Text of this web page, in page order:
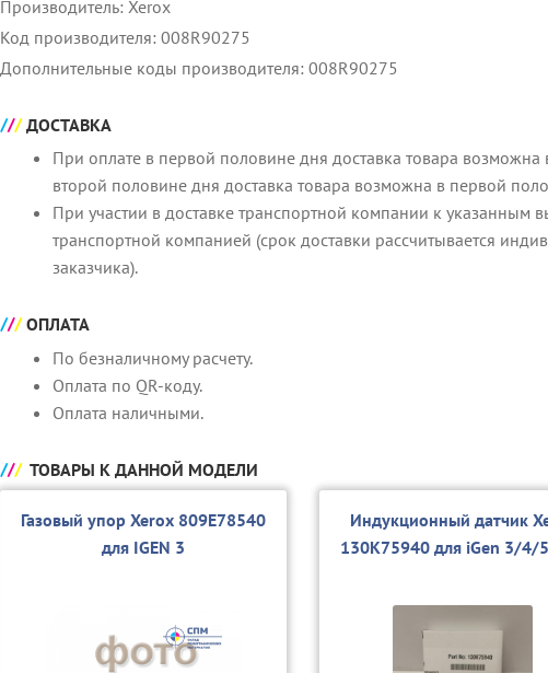
Производитель: Xerox
Код производителя: 008R90275
Дополнительные коды производителя: 008R90275
ДОСТАВКА
При оплате в первой половине дня доставка товара
второй половине дня доставка товара возможна в первой
При участии в доставке транспортной компании к указанным
транспортной компанией (срок доставки рассчитывается
заказчика).
ОПЛАТА
По безналичному расчету.
Оплата по QR-коду.
Оплата наличными.
ТОВАРЫ К ДАННОЙ МОДЕЛИ
Газовый упор Xerox 809E78540
для IGEN 3
Индукционный датчик
130K75940 для iGen 3/4/